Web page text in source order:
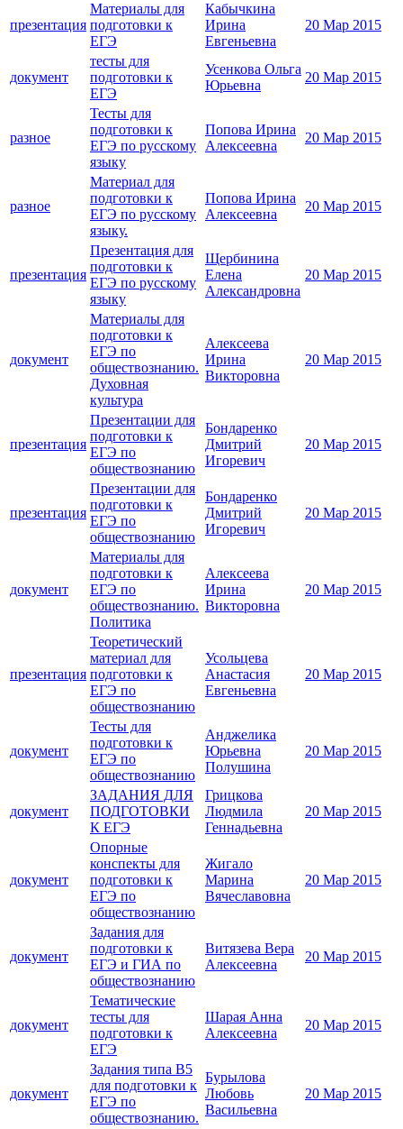
презентация
Материалы для
подготовки к
ЕГЭ
Кабычкина
Ирина
Евгеньевна
20 Мар 2015
документ
тесты для
подготовки к
ЕГЭ
Усенкова Ольга
Юрьевна
20 Мар 2015
разное
Тесты для
подготовки к
ЕГЭ по русскому
языку
Попова Ирина
Алексеевна
20 Мар 2015
разное
Материал для
подготовки к
ЕГЭ по русскому
языку.
Попова Ирина
Алексеевна
20 Мар 2015
презентация
Презентация для
подготовки к
ЕГЭ по русскому
языку
Щербинина
Елена
Александровна
20 Мар 2015
документ
Материалы для
подготовки к
ЕГЭ по
обществознанию.
Духовная
культура
Алексеева
Ирина
Викторовна
20 Мар 2015
презентация
Презентации для
подготовки к
ЕГЭ по
обществознанию
Бондаренко
Дмитрий
Игоревич
20 Мар 2015
презентация
Презентации для
подготовки к
ЕГЭ по
обществознанию
Бондаренко
Дмитрий
Игоревич
20 Мар 2015
документ
Материалы для
подготовки к
ЕГЭ по
обществознанию.
Политика
Алексеева
Ирина
Викторовна
20 Мар 2015
презентация
Теоретический
материал для
подготовки к
ЕГЭ по
обществознанию
Усольцева
Анастасия
Евгеньевна
20 Мар 2015
документ
Тесты для
подготовки к
ЕГЭ по
обществознанию
Анджелика
Юрьевна
Полушина
20 Мар 2015
документ
ЗАДАНИЯ ДЛЯ
ПОДГОТОВКИ
К ЕГЭ
Грицкова
Людмила
Геннадьевна
20 Мар 2015
документ
Опорные
конспекты для
подготовки к
ЕГЭ по
обществознанию
Жигало
Марина
Вячеславовна
20 Мар 2015
документ
Задания для
подготовки к
ЕГЭ и ГИА по
обществознанию
Витязева Вера
Алексеевна
20 Мар 2015
документ
Тематические
тесты для
подготовки к
ЕГЭ
Шарая Анна
Алексеевна
20 Мар 2015
документ
Задания типа В5
для подготовки к
ЕГЭ по
обществознанию.
Бурылова
Любовь
Васильевна
20 Мар 2015